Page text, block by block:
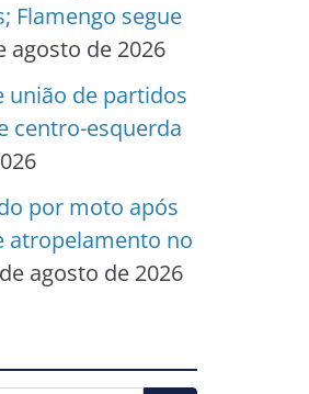
Flamengo segue
agosto de 2026
união de partidos
centro-esquerda
por moto após
atropelamento no
agosto de 2026